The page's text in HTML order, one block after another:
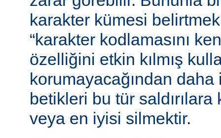
karakter kümesi
“karakter kodlamasını
özelliğini etkin kılmış
korumayacağından
betikleri bu tür saldırılara
veya en iyisi silmektir.